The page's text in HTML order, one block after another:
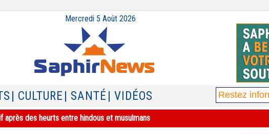
Mercredi 5 Août 2026
| CULTURE | SANTÉ | VIDÉOS
après des heurts entre hindous et musulmans